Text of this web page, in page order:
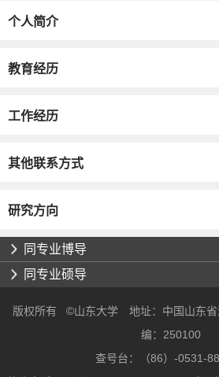
个人简介
教育经历
工作经历
其他联系方式
研究方向
同专业博导
同专业硕导
版权所有 ©山东大学 地址：中国山东
编：250100
查号台：（86）-0531-